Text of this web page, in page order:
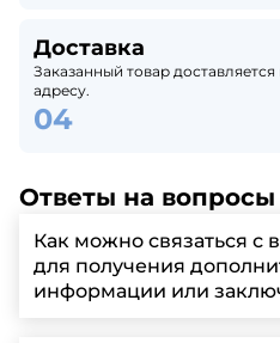
Доставка
Заказанный товар
адресу.
Ответы на вопросы
Как можно связаться с
для получения
информации или